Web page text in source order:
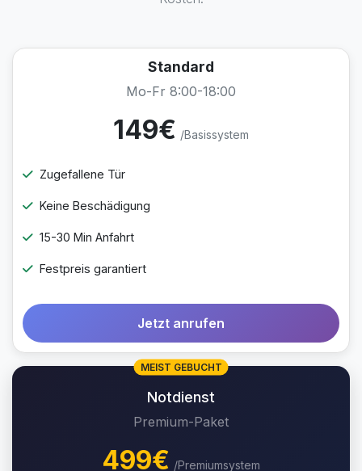
Standard
Mo-Fr 8:00-18:00
149€ /Basissystem
Zugefallene Tür
Keine Beschädigung
15-30 Min Anfahrt
Festpreis garantiert
Jetzt anrufen
MEIST GEBUCHT
Notdienst
Premium-Paket
499€ /Premiumsystem